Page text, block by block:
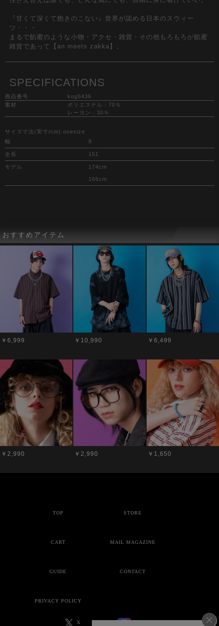
『甘くて深くて飽きのこない』世界が認める日本のスウィー
ツ・・・
まるで餡蜜のような小物・アクセ・雑貨・その他もろもろが餡蜜
雑貨であって【an meets zakka】。
SPECIFICATIONS
商品番号
kog5436
素材
ポリエステル：70％
レーヨン：30％
サイズ寸法(実寸/cm) onesize
幅
8
全長 151
モデル 174cm
166cm
おすすめアイテム
￥6,999 ￥10,990 ￥6,499
￥2,990 ￥2,990 ￥1,650
TOP STORE
CART MAIL MAGAZINE
GUIDE CONTACT
PRIVACY POLICY
X